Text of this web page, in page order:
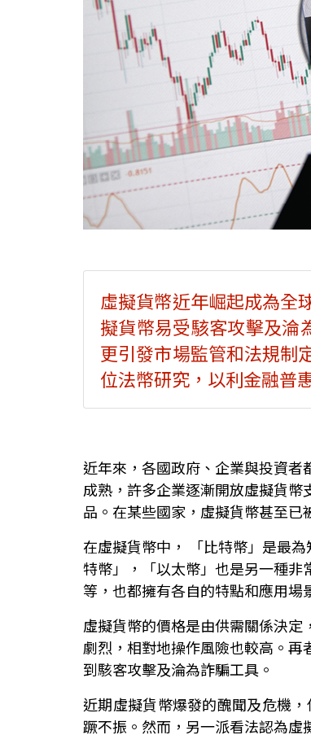
虛擬貨幣近年崛起成為全
擬貨幣易受駭客攻擊及淪
更引發市場監管和法規制
位法幣研究，以利金融普
近年來，各國政府、企業與投資
成熟，許多企業逐漸開放虛擬貨
品。在某些國家，虛擬貨幣甚至已
在虛擬貨幣中， 「比特幣」是最
特幣」，「以太幣」也是另一種非
等，也都擁有各自的特點和應用場
虛擬貨幣的價格是由供需關係決
劇烈，相對地操作風險也較高。
到駭客攻擊及淪為詐騙工具。
近期虛擬貨幣爆發的醜聞及危機
蹶不振。然而，另一派看法認為虛